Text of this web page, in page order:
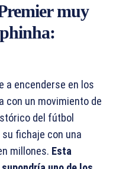
muy
a encenderse en los
con un movimiento de
del fútbol
fichaje con una
millones. Esta